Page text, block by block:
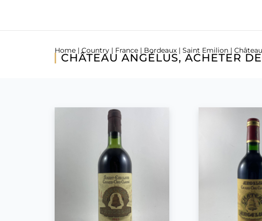
Home | Country | France | Bordeaux | Saint Emilion |
CHÂTEAU ANGÉLUS, ACHETER